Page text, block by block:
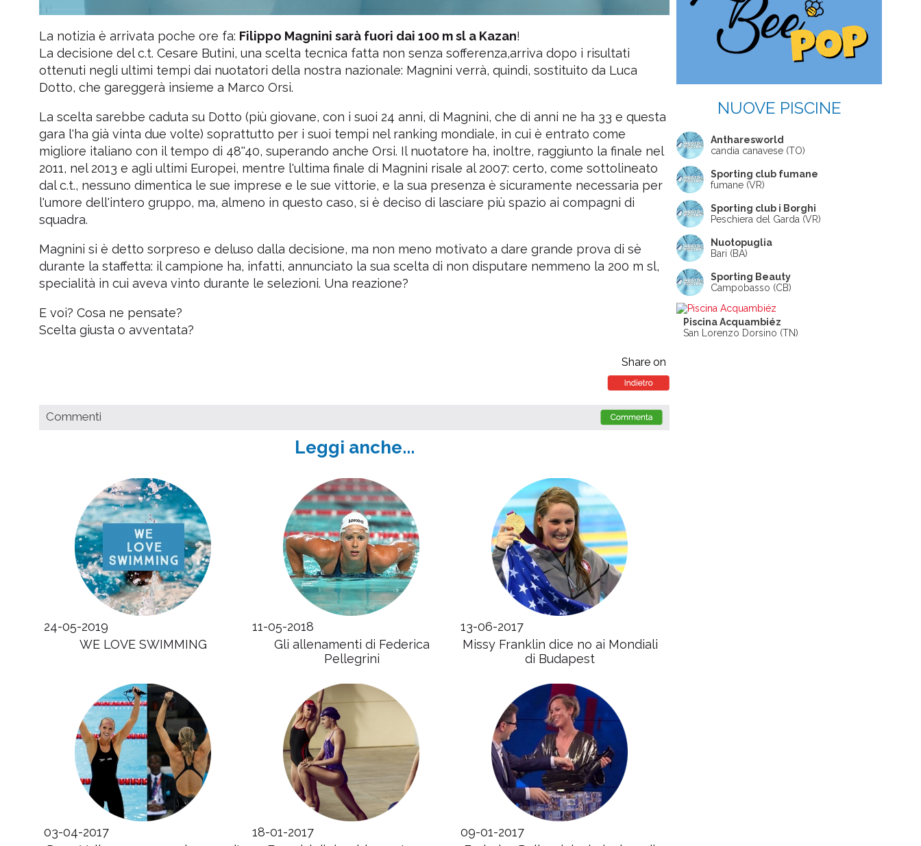
La notizia è arrivata poche ore fa: Filippo Magnini sarà fuori dai 100 m sl a Kazan!
La decisione del c.t. Cesare Butini, una scelta tecnica fatta non senza sofferenza,arriva dopo i risultati
ottenuti negli ultimi tempi dai nuotatori della nostra nazionale: Magnini verrà, quindi, sostituito da Luca
Dotto, che gareggerà insieme a Marco Orsi.
La scelta sarebbe caduta su Dotto (più giovane, con i suoi 24 anni, di Magnini, che di anni ne ha 33 e questa
gara l'ha già vinta due volte) soprattutto per i suoi tempi nel ranking mondiale, in cui è entrato come
migliore italiano con il tempo di 48''40, superando anche Orsi. Il nuotatore ha, inoltre, raggiunto la finale nel
2011, nel 2013 e agli ultimi Europei, mentre l'ultima finale di Magnini risale al 2007: certo, come sottolineato
dal c.t., nessuno dimentica le sue imprese e le sue vittorie, e la sua presenza è sicuramente necessaria per
l'umore dell'intero gruppo, ma, almeno in questo caso, si è deciso di lasciare più spazio ai compagni di
squadra.
Magnini si è detto sorpreso e deluso dalla decisione, ma non meno motivato a dare grande prova di sè
durante la staffetta: il campione ha, infatti, annunciato la sua scelta di non disputare nemmeno la 200 m sl,
specialità in cui aveva vinto durante le selezioni. Una reazione?
E voi? Cosa ne pensate?
Scelta giusta o avventata?
Share on
Commenti
Leggi anche...
24-05-2019
WE LOVE SWIMMING
11-05-2018
Gli allenamenti di Federica
Pellegrini
13-06-2017
Missy Franklin dice no ai Mondiali
di Budapest
03-04-2017
18-01-2017
09-01-2017
NUOVE PISCINE
Antharesworld
candia canavese (TO)
Sporting club fumane
fumane (VR)
Sporting club i Borghi
Peschiera del Garda (VR)
Nuotopuglia
Bari (BA)
Sporting Beauty
Campobasso (CB)
Piscina Acquambiéz
San Lorenzo Dorsino (TN)